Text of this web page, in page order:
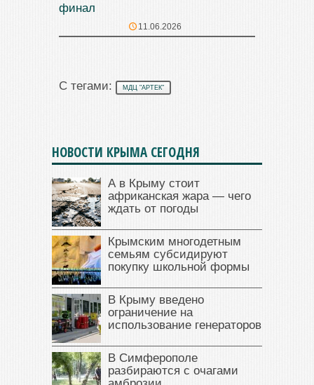
финал
11.06.2026
С тегами: МДЦ "АРТЕК"
НОВОСТИ КРЫМА СЕГОДНЯ
А в Крыму стоит
африканская жара — чего
ждать от погоды
Крымским многодетным
семьям субсидируют
покупку школьной формы
В Крыму введено
ограничение на
использование генераторов
В Симферополе
разбираются с очагами